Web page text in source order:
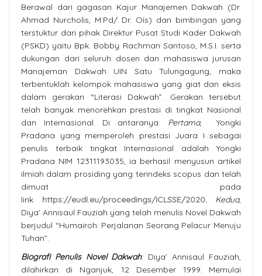
Berawal dari gagasan Kajur Manajemen Dakwah (Dr.
Ahmad Nurcholis, M.Pd/ Dr. Ois) dan bimbingan yang
terstuktur dari pihak Direktur Pusat Studi Kader Dakwah
(PSKD) yaitu Bpk. Bobby Rachman Santoso, M.S.I. serta
dukungan dari seluruh dosen dan mahasiswa jurusan
Manajeman Dakwah UIN Satu Tulungagung, maka
terbentuklah kelompok mahasiswa yang giat dan eksis
dalam gerakan “Literasi Dakwah”. Gerakan tersebut
telah banyak menorehkan prestasi di tingkat Nasional
dan Internasional. Di antaranya: Pertama, Yongki
Pradana yang memperoleh prestasi Juara I sebagai
penulis terbaik tingkat Internasional adalah Yongki
Pradana NIM 12311193035, ia berhasil menyusun artikel
ilmiah dalam prosiding yang terindeks scopus dan telah
dimuat pada
link https://eudl.eu/proceedings/ICLSSE/2020. Kedua,
Diya’ Annisaul Fauziah yang telah menulis Novel Dakwah
berjudul “Humairoh: Perjalanan Seorang Pelacur Menuju
Tuhan”.
Biografi Penulis Novel Dakwah: Diya’ Annisaul Fauziah,
dilahirkan di Nganjuk, 12 Desember 1999. Memulai